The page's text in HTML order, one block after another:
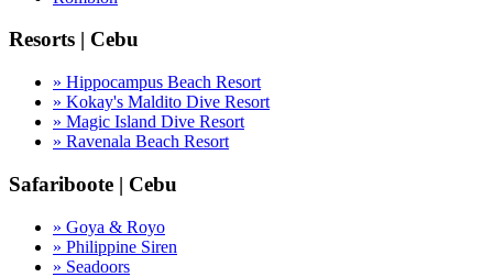
Resorts | Cebu
» Hippocampus Beach Resort
» Kokay's Maldito Dive Resort
» Magic Island Dive Resort
» Ravenala Beach Resort
Safariboote | Cebu
» Goya & Royo
» Philippine Siren
» Seadoors